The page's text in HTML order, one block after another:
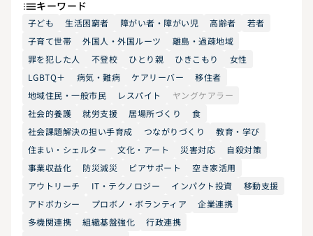
キーワード
子ども 生活困窮者 障がい者・障がい児 高齢者
若者
子育て世帯
外国人・外国ルーツ
離島・過疎地域
罪を犯した人
不登校 ひとり親 ひきこもり
女性
LGBTQ＋
病気・難病 ケアリーバー
移住者
地域住民・一般市民
レスパイト
ヤングケアラー
社会的養護
就労支援 居場所づくり
食
社会課題解決の担い手育成
つながりづくり
教育・学び
住まい・シェルター
文化・アート 災害対応
自殺対策
事業収益化
防災減災 ピアサポート
空き家活用
アウトリーチ
IT・テクノロジー インパクト投資
移動支援
アドボカシー
プロボノ・ボランティア
企業連携
多機関連携
組織基盤強化
行政連携